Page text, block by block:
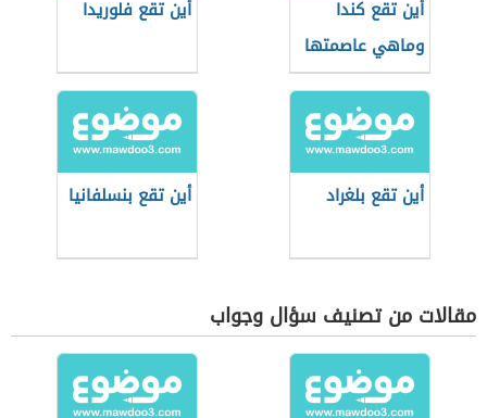
أين تقع كندا
وماهي عاصمتها
أين تقع فلوريدا
أين تقع بلغراد أين تقع بنسلفانيا
مقالات من تصنيف سؤال وجواب